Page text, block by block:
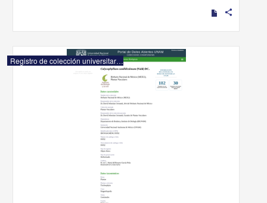
share
Registro de colección universitaria